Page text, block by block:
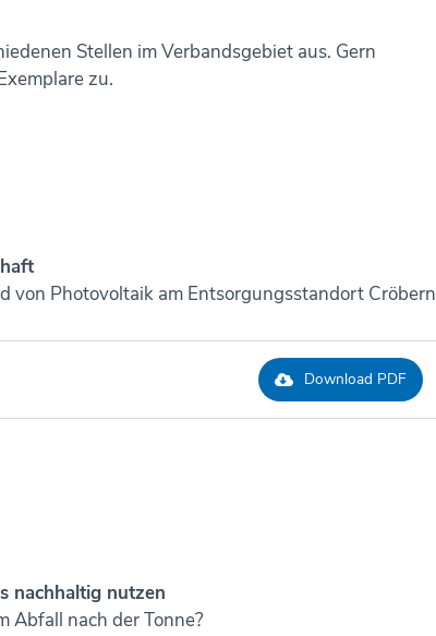
Stellen im Verbandsgebiet aus. Gern
zu.
von Photovoltaik am Entsorgungsstandort Cröbern
Download PDF
nachhaltig nutzen
Abfall nach der Tonne?